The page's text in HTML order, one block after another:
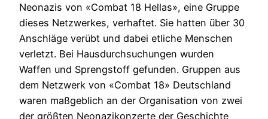
Neonazis von «Combat 18 Hellas», eine Gruppe
dieses Netzwerkes, verhaftet. Sie hatten über 30
Anschläge verübt und dabei etliche Menschen
verletzt. Bei Hausdurchsuchungen wurden
Waffen und Sprengstoff gefunden. Gruppen aus
dem Netzwerk von «Combat 18» Deutschland
waren maßgeblich an der Organisation von zwei
der größten Neonazikonzerte der Geschichte